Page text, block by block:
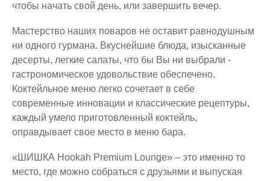
чтобы начать свой день, или завершить вечер.
Мастерство наших поваров не оставит равнодушным
ни одного гурмана. Вкуснейшие блюда, изысканные
десерты, легкие салаты, что бы Вы ни выбрали -
гастрономическое удовольствие обеспечено.
Коктейльное меню легко сочетает в себе
современные инновации и классические рецептуры,
каждый умело приготовленный коктейль,
оправдывает свое место в меню бара.
«ШИШКА Hookah Premium Lounge» – это именно то
место, где можно собраться с друзьями и выпуская